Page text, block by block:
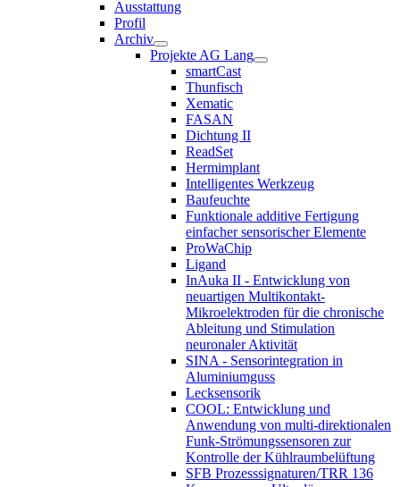
Ausstattung
Profil
Archiv
Projekte AG Lang
smartCast
Thunfisch
Xematic
FASAN
Dichtung II
ReadSet
Hermimplant
Intelligentes Werkzeug
Baufeuchte
Funktionale additive Fertigung
einfacher sensorischer Elemente
ProWaChip
Ligand
InAuka II - Entwicklung von
neuartigen Multikontakt-
Mikroelektroden für die chronische
Ableitung und Stimulation
neuronaler Aktivität
SINA - Sensorintegration in
Aluminiumguss
Lecksensorik
COOL: Entwicklung und
Anwendung von multi-direktionalen
Funk-Strömungs­sensoren zur
Kontrolle der Kühlraumbelüftung
SFB Prozesssignaturen/TRR 136